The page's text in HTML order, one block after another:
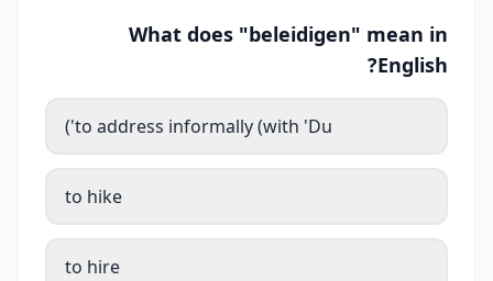
What does "beleidigen" mean in
English?
to address informally (with 'Du')
to hike
to hire